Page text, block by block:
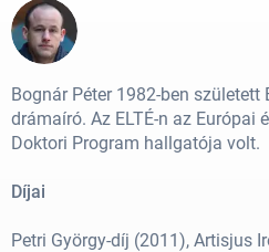
Bognár Péter 1982-ben született
drámaíró. Az ELTÉ-n az Európai
Doktori Program hallgatója volt.
Díjai
Petri György-díj (2011), Artisjus